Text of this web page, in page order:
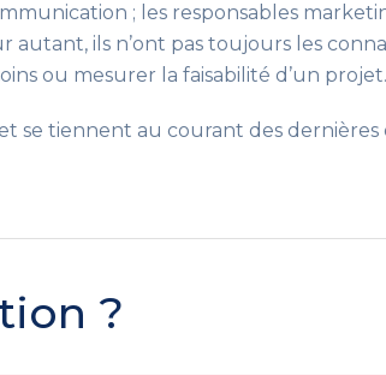
; les responsables
ils n’ont pas toujours les
ou mesurer la faisabilité d’un projet.
se tiennent au courant des dernières
?